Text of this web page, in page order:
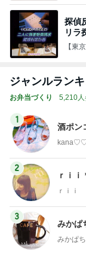
探偵
リラ
【東
ジャンルラン
お弁当づくり 5,210人
1
酒ポ
2
ｒｉ
ｒｉｉ
3
みかぱ
みかぱち